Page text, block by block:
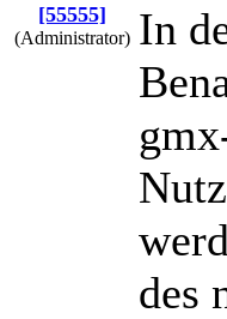
[55555]
(Administrator) In
des